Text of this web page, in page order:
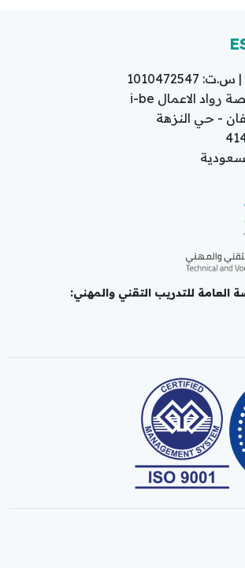
- حي النزهة
للتدريب التقني والمهني: